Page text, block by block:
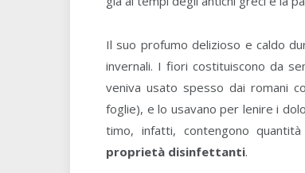
Il suo profumo delizioso e caldo
invernali. I fiori costituiscono da
veniva usato spesso dai romani
foglie), e lo usavano per lenire i
timo, infatti, contengono
proprietà disinfettanti.